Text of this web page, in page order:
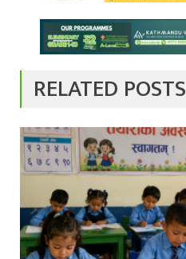
RELATED POSTS